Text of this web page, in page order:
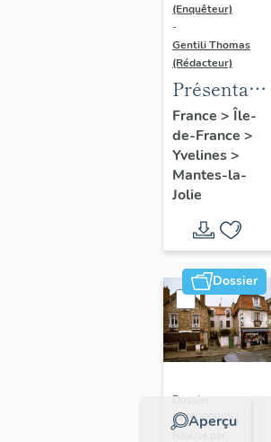
(Enquêteur)
-
Gentili Thomas
(Rédacteur)
Présentation
de l'étude
France > Île-
de-France >
Yvelines>
Mantes-la-
Jolie
Dossier
Aperçu
Dossier
IA78000985 |